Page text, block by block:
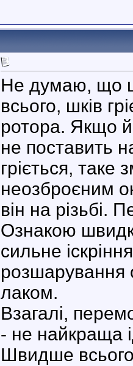
Не думаю, що
всього, шків
ротора. Якщо
не поставить
гріється,
неозброєним
він на різьбі.
Ознакою
сильне
розшарування
лаком.
Взагалі,
- не найкраща
Швидше